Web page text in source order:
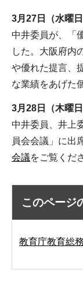
3月27日（水曜日
中井委員が、「
した。大阪府内
や優れた提言、
な業績をあげた
3月28日（木曜日
中井委員、井上
員会会議」に出
会議をご覧くだ
このページ
教育庁教育総